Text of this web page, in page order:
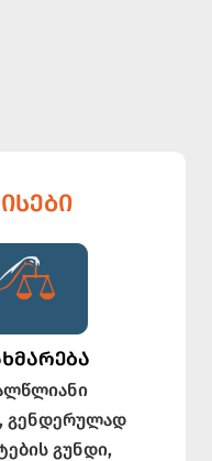
გენდერულად
გუნდი,